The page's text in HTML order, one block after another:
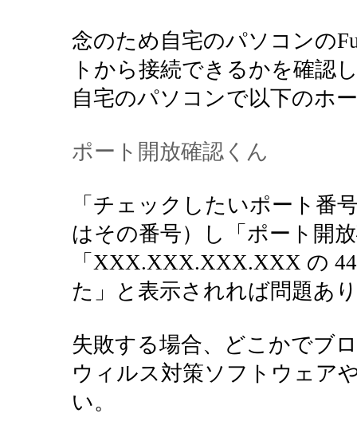
念のため自宅のパソコンの
トから接続できるかを確認
自宅のパソコンで以下のホ
ポート開放確認くん
「チェックしたいポート番
はその番号）し「ポート開
「XXX.XXX.XXX.XXX の
た」と表示されれば問題あ
失敗する場合、どこかでブ
ウィルス対策ソフトウェア
い。